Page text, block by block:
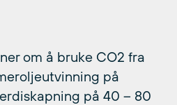
om å bruke CO2 fra
på
på 40 – 80